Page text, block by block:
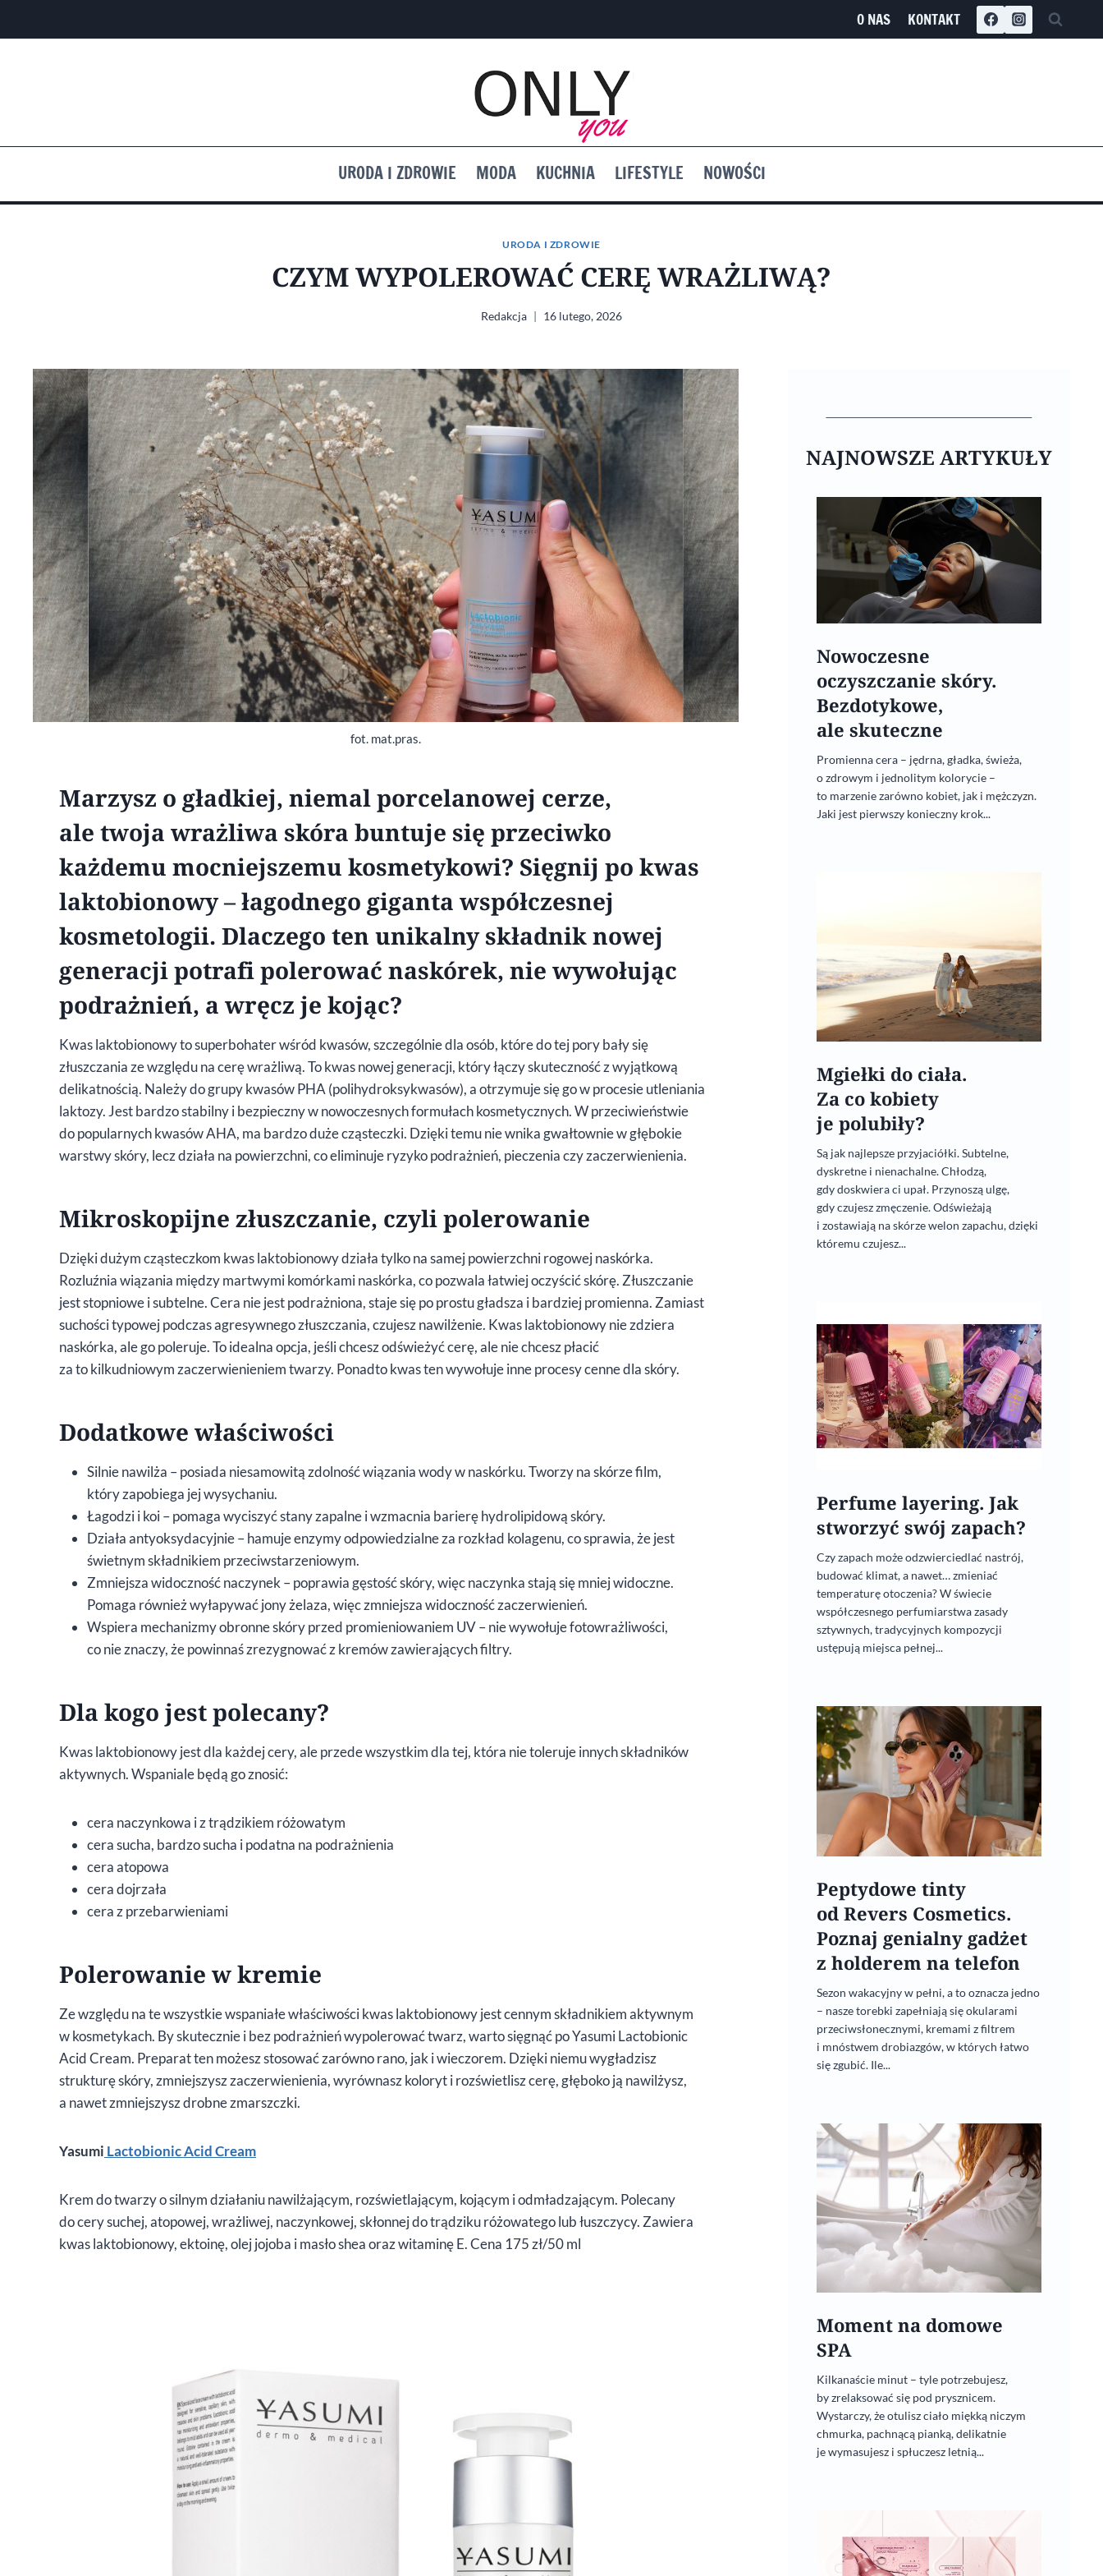
O NAS KONTAKT
URODA I ZDROWIE MODA KUCHNIA LIFESTYLE NOWOŚCI
URODA I ZDROWIE
CZYM WYPOLEROWAĆ CERĘ WRAŻLIWĄ?
Redakcja 16 lutego, 2026
fot. mat.pras.
Marzysz o gładkiej, niemal porcelanowej cerze,
ale twoja wrażliwa skóra buntuje się przeciwko
każdemu mocniejszemu kosmetykowi? Sięgnij po kwas
laktobionowy – łagodnego giganta współczesnej
kosmetologii. Dlaczego ten unikalny składnik nowej
generacji potrafi polerować naskórek, nie wywołując
podrażnień, a wręcz je kojąc?
Kwas laktobionowy to superbohater wśród kwasów, szczególnie dla osób, które do tej pory bały się
złuszczania ze względu na cerę wrażliwą. To kwas nowej generacji, który łączy skuteczność z wyjątkową
delikatnością. Należy do grupy kwasów PHA (polihydroksykwasów), a otrzymuje się go w procesie utleniania
laktozy. Jest bardzo stabilny i bezpieczny w nowoczesnych formułach kosmetycznych. W przeciwieństwie
do popularnych kwasów AHA, ma bardzo duże cząsteczki. Dzięki temu nie wnika gwałtownie w głębokie
warstwy skóry, lecz działa na powierzchni, co eliminuje ryzyko podrażnień, pieczenia czy zaczerwienienia.
Mikroskopijne złuszczanie, czyli polerowanie
Dzięki dużym cząsteczkom kwas laktobionowy działa tylko na samej powierzchni rogowej naskórka.
Rozluźnia wiązania między martwymi komórkami naskórka, co pozwala łatwiej oczyścić skórę. Złuszczanie
jest stopniowe i subtelne. Cera nie jest podrażniona, staje się po prostu gładsza i bardziej promienna. Zamiast
suchości typowej podczas agresywnego złuszczania, czujesz nawilżenie. Kwas laktobionowy nie zdziera
naskórka, ale go poleruje. To idealna opcja, jeśli chcesz odświeżyć cerę, ale nie chcesz płacić
za to kilkudniowym zaczerwienieniem twarzy. Ponadto kwas ten wywołuje inne procesy cenne dla skóry.
Dodatkowe właściwości
Silnie nawilża – posiada niesamowitą zdolność wiązania wody w naskórku. Tworzy na skórze film,
który zapobiega jej wysychaniu.
Łagodzi i koi – pomaga wyciszyć stany zapalne i wzmacnia barierę hydrolipidową skóry.
Działa antyoksydacyjnie – hamuje enzymy odpowiedzialne za rozkład kolagenu, co sprawia, że jest
świetnym składnikiem przeciwstarzeniowym.
Zmniejsza widoczność naczynek – poprawia gęstość skóry, więc naczynka stają się mniej widoczne.
Pomaga również wyłapywać jony żelaza, więc zmniejsza widoczność zaczerwienień.
Wspiera mechanizmy obronne skóry przed promieniowaniem UV – nie wywołuje fotowrażliwości,
co nie znaczy, że powinnaś zrezygnować z kremów zawierających filtry.
Dla kogo jest polecany?
Kwas laktobionowy jest dla każdej cery, ale przede wszystkim dla tej, która nie toleruje innych składników
aktywnych. Wspaniale będą go znosić:
cera naczynkowa i z trądzikiem różowatym
cera sucha, bardzo sucha i podatna na podrażnienia
cera atopowa
cera dojrzała
cera z przebarwieniami
Polerowanie w kremie
Ze względu na te wszystkie wspaniałe właściwości kwas laktobionowy jest cennym składnikiem aktywnym
w kosmetykach. By skutecznie i bez podrażnień wypolerować twarz, warto sięgnąć po Yasumi Lactobionic
Acid Cream. Preparat ten możesz stosować zarówno rano, jak i wieczorem. Dzięki niemu wygładzisz
strukturę skóry, zmniejszysz zaczerwienienia, wyrównasz koloryt i rozświetlisz cerę, głęboko ją nawilżysz,
a nawet zmniejszysz drobne zmarszczki.
Yasumi Lactobionic Acid Cream
Krem do twarzy o silnym działaniu nawilżającym, rozświetlającym, kojącym i odmładzającym. Polecany
do cery suchej, atopowej, wrażliwej, naczynkowej, skłonnej do trądziku różowatego lub łuszczycy. Zawiera
kwas laktobionowy, ektoinę, olej jojoba i masło shea oraz witaminę E. Cena 175 zł/50 ml
NAJNOWSZE ARTYKUŁY
Nowoczesne
oczyszczanie skóry.
Bezdotykowe,
ale skuteczne
Promienna cera – jędrna, gładka, świeża,
o zdrowym i jednolitym kolorycie –
to marzenie zarówno kobiet, jak i mężczyzn.
Jaki jest pierwszy konieczny krok...
Mgiełki do ciała.
Za co kobiety
je polubiły?
Są jak najlepsze przyjaciółki. Subtelne,
dyskretne i nienachalne. Chłodzą,
gdy doskwiera ci upał. Przynoszą ulgę,
gdy czujesz zmęczenie. Odświeżają
i zostawiają na skórze welon zapachu, dzięki
któremu czujesz...
Perfume layering. Jak
stworzyć swój zapach?
Czy zapach może odzwierciedlać nastrój,
budować klimat, a nawet… zmieniać
temperaturę otoczenia? W świecie
współczesnego perfumiarstwa zasady
sztywnych, tradycyjnych kompozycji
ustępują miejsca pełnej...
Peptydowe tinty
od Revers Cosmetics.
Poznaj genialny gadżet
z holderem na telefon
Sezon wakacyjny w pełni, a to oznacza jedno
– nasze torebki zapełniają się okularami
przeciwsłonecznymi, kremami z filtrem
i mnóstwem drobiazgów, w których łatwo
się zgubić. Ile...
Moment na domowe
SPA
Kilkanaście minut – tyle potrzebujesz,
by zrelaksować się pod prysznicem.
Wystarczy, że otulisz ciało miękką niczym
chmurka, pachnącą pianką, delikatnie
je wymasujesz i spłuczesz letnią...